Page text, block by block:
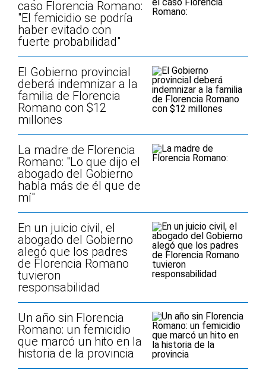
caso Florencia Romano:
"El femicidio se podría
haber evitado con
fuerte probabilidad"
El Gobierno provincial
deberá indemnizar a la
familia de Florencia
Romano con $12
millones
La madre de Florencia
Romano: "Lo que dijo el
abogado del Gobierno
habla más de él que de
mí"
En un juicio civil, el
abogado del Gobierno
alegó que los padres
de Florencia Romano
tuvieron
responsabilidad
Un año sin Florencia
Romano: un femicidio
que marcó un hito en la
historia de la provincia